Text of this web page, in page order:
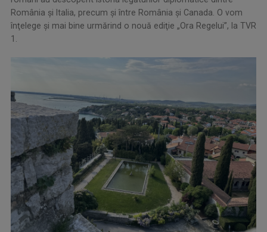
România și Italia, precum și între România și Canada. O vom
înţelege şi mai bine urmărind o nouă ediţie „Ora Regelui”, la TVR
1.